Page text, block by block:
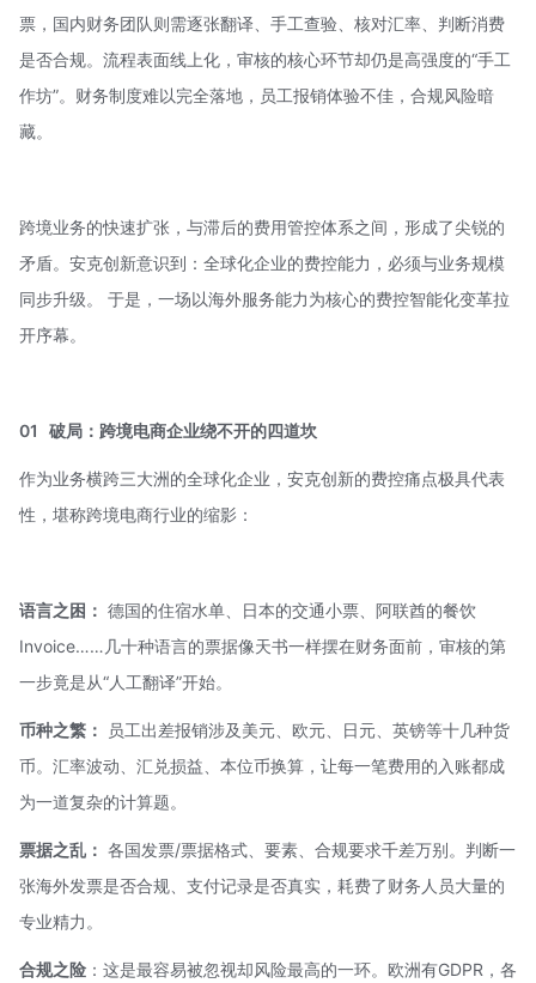
票，国内财务团队则需逐张翻译、手工查验、核对汇率、判断消费
是否合规。流程表面线上化，审核的核心环节却仍是高强度的“手工
作坊”。财务制度难以完全落地，员工报销体验不佳，合规风险暗
藏。
跨境业务的快速扩张，与滞后的费用管控体系之间，形成了尖锐的
矛盾。安克创新意识到：全球化企业的费控能力，必须与业务规模
同步升级。 于是，一场以海外服务能力为核心的费控智能化变革拉
开序幕。
01 破局：跨境电商企业绕不开的四道坎
作为业务横跨三大洲的全球化企业，安克创新的费控痛点极具代表
性，堪称跨境电商行业的缩影：
语言之困： 德国的住宿水单、日本的交通小票、阿联酋的餐饮
Invoice……几十种语言的票据像天书一样摆在财务面前，审核的第
一步竟是从“人工翻译”开始。
币种之繁：
员工出差报销涉及美元、欧元、日元、英镑等十几种货
币。汇率波动、汇兑损益、本位币换算，让每一笔费用的入账都成
为一道复杂的计算题。
票据之乱： 各国发票/票据格式、要素、合规要求千差万别。判断一
张海外发票是否合规、支付记录是否真实，耗费了财务人员大量的
专业精力。
合规之险 ：这是最容易被忽视却风险最高的一环。欧洲有GDPR ，各